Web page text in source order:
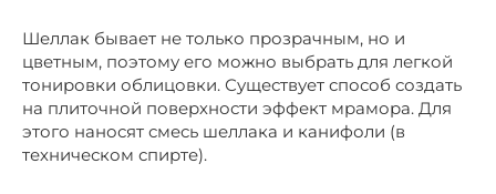
Шеллак бывает не только прозрачным, но и
цветным, поэтому его можно выбрать для легкой
тонировки облицовки. Существует способ создать
на плиточной поверхности эффект мрамора. Для
этого наносят смесь шеллака и канифоли (в
техническом спирте).